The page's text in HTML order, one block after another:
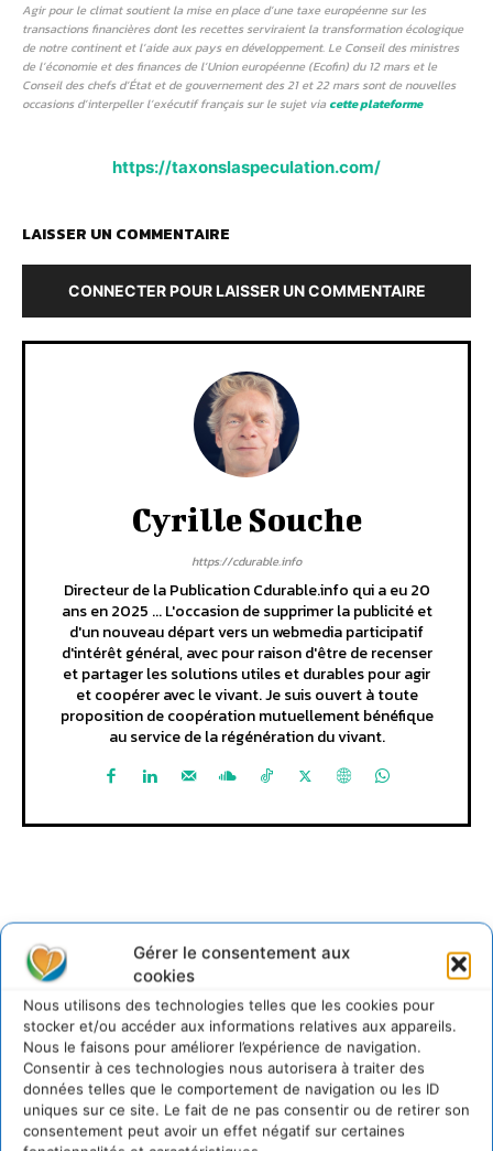
Gérer le consentement aux
cookies
Nous utilisons des technologies telles que les cookies pour
stocker et/ou accéder aux informations relatives aux appareils.
Nous le faisons pour améliorer l’expérience de navigation.
Consentir à ces technologies nous autorisera à traiter des
données telles que le comportement de navigation ou les ID
uniques sur ce site. Le fait de ne pas consentir ou de retirer son
consentement peut avoir un effet négatif sur certaines
Agir pour le climat soutient la mise en place d’une taxe européenne sur les
transactions financières dont les recettes serviraient la transformation écologique
de notre continent et l’aide aux pays en développement. Le Conseil des ministres
de l’économie et des finances de l’Union européenne (Ecofin) du 12 mars et le
Conseil des chefs d’État et de gouvernement des 21 et 22 mars sont de nouvelles
occasions d’interpeller l’exécutif français sur le sujet viacette plateforme
https://taxonslaspeculation.com/
LAISSER UN COMMENTAIRE
CONNECTER POUR LAISSER UN COMMENTAIRE
Cyrille Souche
https://cdurable.info
Directeur de la Publication Cdurable.info qui a eu 20
ans en 2025 ... L'occasion de supprimer la publicité et
d'un nouveau départ vers un webmedia participatif
d'intérêt général, avec pour raison d'être de recenser
et partager les solutions utiles et durables pour agir
et coopérer avec le vivant. Je suis ouvert à toute
proposition de coopération mutuellement bénéfique
au service de la régénération du vivant.
Lire aussi
Transformer les territoires par le dialogue et la
coopération avec un Commun
d’Accompagnement des Transitions
7 août 2026
Soutenir un pastoralisme durable en faveur de